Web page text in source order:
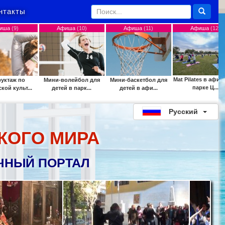
Афиша
Мини-волейбол для
детей в парк...
Афиша
Мини-баскетбол для
детей в афи...
Афиша
Mat Pilates в афинском
парке Ц...
Русский
МИРА
ПОРТАЛ